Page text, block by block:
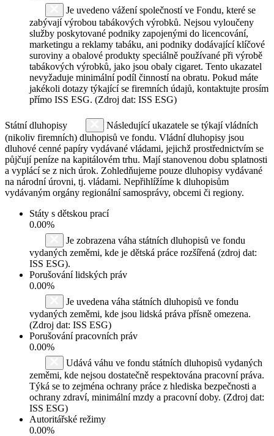
Je uvedeno vážení společností ve Fondu, které se
zabývají výrobou tabákových výrobků. Nejsou vyloučeny
služby poskytované podniky zapojenými do licencování,
marketingu a reklamy tabáku, ani podniky dodávající klíčové
suroviny a obalové produkty speciálně používané při výrobě
tabákových výrobků, jako jsou obaly cigaret. Tento ukazatel
nevyžaduje minimální podíl činností na obratu. Pokud máte
jakékoli dotazy týkající se firemních údajů, kontaktujte prosím
přímo ISS ESG. (Zdroj dat: ISS ESG)
Státní dluhopisy
Následující ukazatele se týkají vládních
(nikoliv firemních) dluhopisů ve fondu. Vládní dluhopisy jsou
dluhové cenné papíry vydávané vládami, jejichž prostřednictvím se
půjčují peníze na kapitálovém trhu. Mají stanovenou dobu splatnosti
a vyplácí se z nich úrok. Zohledňujeme pouze dluhopisy vydávané
na národní úrovni, tj. vládami. Nepřihlížíme k dluhopisům
vydávaným orgány regionální samosprávy, obcemi či regiony.
Státy s dětskou prací
0.00%
Je zobrazena váha státních dluhopisů ve fondu
vydaných zeměmi, kde je dětská práce rozšířená (zdroj dat:
ISS ESG).
Porušování lidských práv
0.00%
Je uvedena váha státních dluhopisů ve fondu
vydaných zeměmi, kde jsou lidská práva přísně omezena.
(Zdroj dat: ISS ESG)
Porušování pracovních práv
0.00%
Udává váhu ve fondu státních dluhopisů vydaných
zeměmi, kde nejsou dostatečně respektována pracovní práva.
Týká se to zejména ochrany práce z hlediska bezpečnosti a
ochrany zdraví, minimální mzdy a pracovní doby. (Zdroj dat:
ISS ESG)
Autoritářské režimy
0.00%